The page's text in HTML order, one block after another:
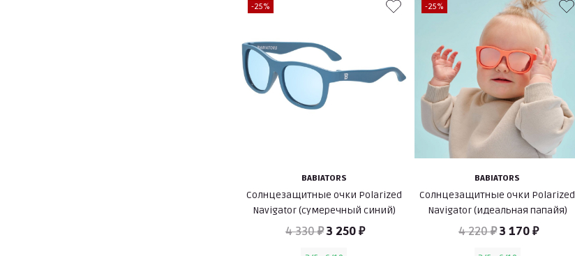
-25%
BABIATORS
Солнцезащитные очки Polarized
Navigator (сумеречный синий)
4 330 ₽3 250 ₽
-25%
BABIATORS
Солнцезащитные очки Polarized
Navigator (идеальная папайя)
4 220 ₽3 170 ₽